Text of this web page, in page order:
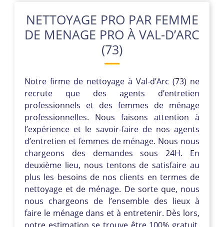
NETTOYAGE PRO PAR FEMME
DE MENAGE PRO À VAL-D’ARC
(73)
Notre firme de nettoyage à Val-d’Arc (73) ne
recrute que des agents d’entretien
professionnels et des femmes de ménage
professionnelles. Nous faisons attention à
l’expérience et le savoir-faire de nos agents
d’entretien et femmes de ménage. Nous nous
chargeons des demandes sous 24H. En
deuxième lieu, nous tentons de satisfaire au
plus les besoins de nos clients en termes de
nettoyage et de ménage. De sorte que, nous
nous chargeons de l’ensemble des lieux à
faire le ménage dans et à entretenir. Dès lors,